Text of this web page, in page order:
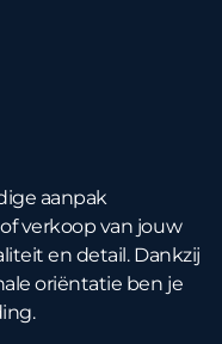
aanpak
verkoop van jouw
en detail. Dankzij
oriëntatie ben je